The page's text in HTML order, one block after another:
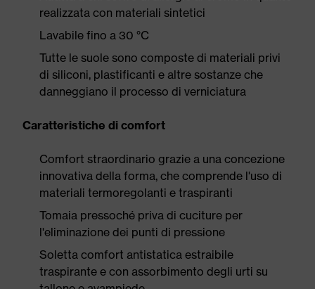
realizzata con materiali sintetici
Lavabile fino a 30 °C
Tutte le suole sono composte di materiali privi
di siliconi, plastificanti e altre sostanze che
danneggiano il processo di verniciatura
Caratteristiche di comfort
Comfort straordinario grazie a una concezione
innovativa della forma, che comprende l'uso di
materiali termoregolanti e traspiranti
Tomaia pressoché priva di cuciture per
l'eliminazione dei punti di pressione
Soletta comfort antistatica estraibile
traspirante e con assorbimento degli urti su